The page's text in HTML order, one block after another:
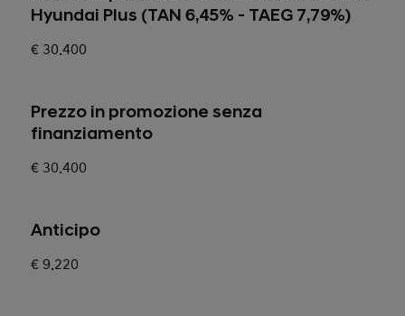
Hyundai Plus (TAN 6,45% - TAEG 7,79%)
€ 30.400
Prezzo in promozione senza
finanziamento
€ 30.400
Anticipo
€ 9.220